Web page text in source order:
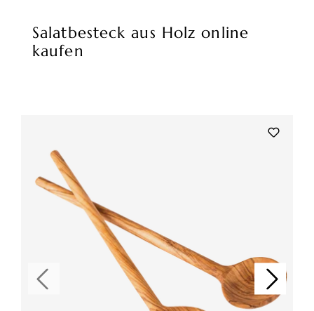
Salatbesteck aus Holz online
kaufen